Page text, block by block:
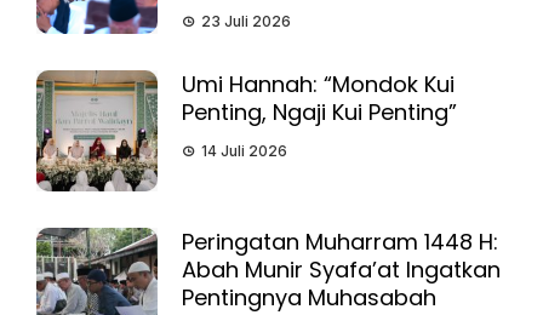
23 Juli 2026
Umi Hannah: “Mondok Kui
Penting, Ngaji Kui Penting”
14 Juli 2026
Peringatan Muharram 1448 H:
Abah Munir Syafa’at Ingatkan
Pentingnya Muhasabah